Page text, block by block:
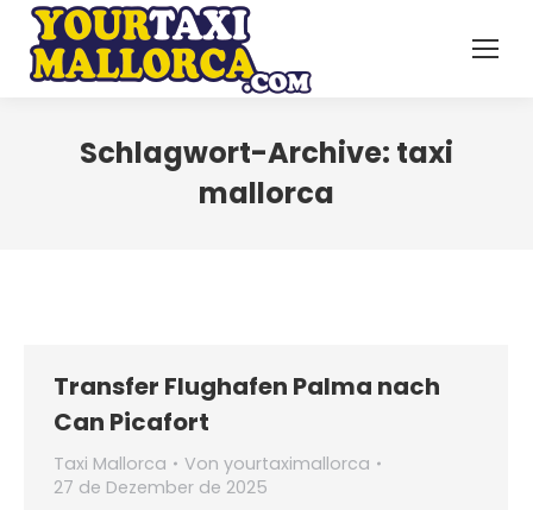
Schlagwort-Archive: taxi
mallorca
Transfer Flughafen Palma nach
Can Picafort
Taxi Mallorca Von yourtaximallorca
27 de Dezember de 2025